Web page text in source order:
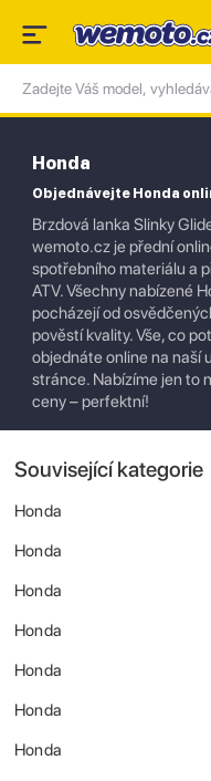
Honda
Objednávejte Honda
Brzdová lanka Slinky
wemoto.cz je přední
spotřebního materiálu a
ATV. Všechny nabízené
pocházejí od
pověstí kvality. Vše, co
objednáte online na naší
stránce. Nabízíme jen to
ceny – perfektní!
Související kategorie
Honda
Honda
Honda
Honda
Honda
Honda
Honda